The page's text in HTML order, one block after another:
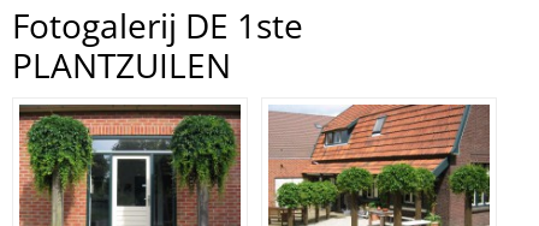
Fotogalerij DE 1ste
PLANTZUILEN